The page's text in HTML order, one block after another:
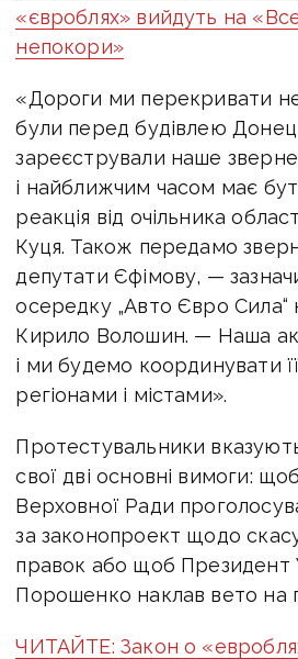
«євроблях» вийдуть на
непокори»
«Дороги ми перекривати
були перед будівлею
зареєстрували наше
і найближчим часом має
реакція від очільника
Куця. Також передамо
депутати Єфімову, —
осередку „Авто Євро Сила“
Кирило Волошин. — Наша
і ми будемо координувати
регіонами і містами».
Протестувальники
свої дві основні вимоги:
Верховної Ради
за законопроект щодо
правок або щоб Президент
Порошенко наклав вето на
ЧИТАЙТЕ: Закон о